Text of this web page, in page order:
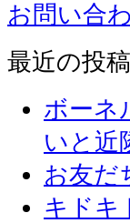
お問い合
最近の投稿
ボーネ
いと近
お友だ
キドキ